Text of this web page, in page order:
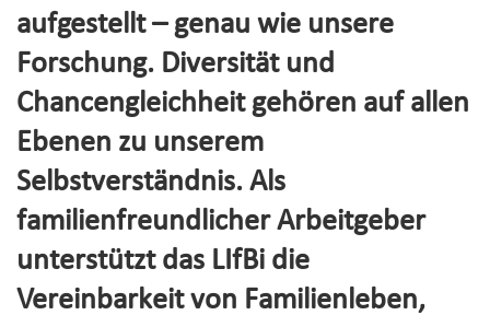
aufgestellt – genau wie unsere
Forschung. Diversität und
Chancengleichheit gehören auf allen
Ebenen zu unserem
Selbstverständnis. Als
familienfreundlicher Arbeitgeber
unterstützt das LIfBi die
Vereinbarkeit von Familienleben,